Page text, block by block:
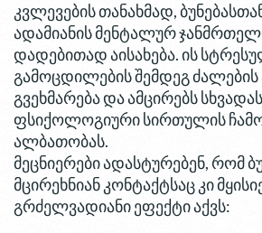
კვლევების თანახმად,
ადამიანის მენტალურ
დადებითად აისახება. ის
გამოცდილების შემდეგ ძალების
გვეხმარება და ამცირებს
ფსიქოლოგიური სირთულის
ალბათობას.
მეცნიერები ადასტურებენ, რომ
მცირეხნიან კონტაქტსაც კი
გრძელვადიანი ეფექტი აქვს: